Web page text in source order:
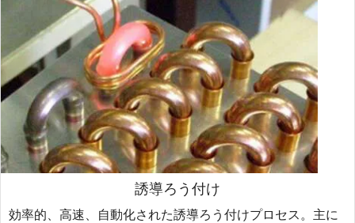
誘導ろう付け
効率的、高速、自動化された誘導ろう付けプロセス。主に